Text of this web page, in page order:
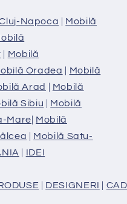
Napoca | Mobilă
| Mobilă
Oradea | Mobilă
Arad | Mobilă
Sibiu | Mobilă
Mare| Mobilă
| Mobilă Satu-
| IDEI
| DESIGNERI |